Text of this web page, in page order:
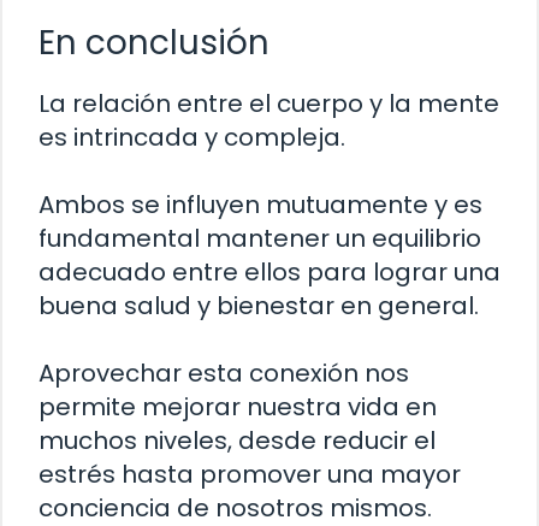
En conclusión
La relación entre el cuerpo y la mente
es intrincada y compleja.
Ambos se influyen mutuamente y es
fundamental mantener un equilibrio
adecuado entre ellos para lograr una
buena salud y bienestar en general.
Aprovechar esta conexión nos
permite mejorar nuestra vida en
muchos niveles, desde reducir el
estrés hasta promover una mayor
conciencia de nosotros mismos.